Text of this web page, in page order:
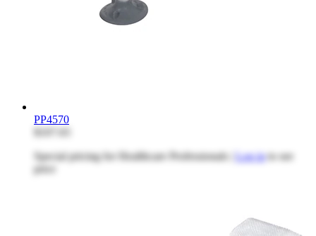
PP4570
Special pricing for Healthcare Professionals | Log into see
price